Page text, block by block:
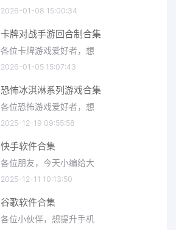
2026-01-08 15:00:34
卡牌对战手游回合制合集
各位卡牌游戏爱好者，想
2026-01-05 15:07:43
恐怖冰淇淋系列游戏合集
各位恐怖游戏爱好者，想
2025-12-19 09:55:58
快手软件合集
各位朋友，今天小编给大
2025-12-11 10:13:50
谷歌软件合集
各位小伙伴，想提升手机